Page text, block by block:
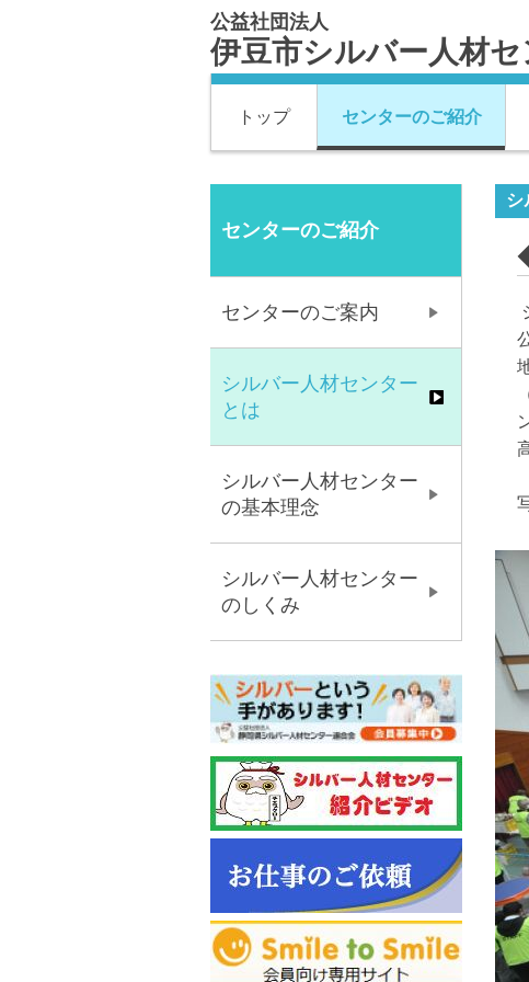
公益社団法人
伊豆市シルバー人材
トップ センターのご紹介
シ
センターのご紹介
センターのご案内
シルバー人材センター
とは
シルバー人材センター
の基本理念
シルバー人材センター
のしくみ